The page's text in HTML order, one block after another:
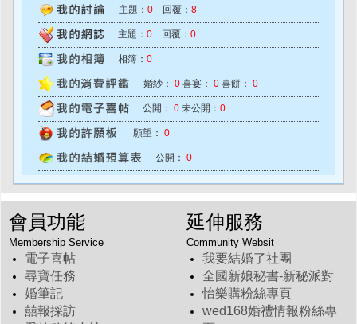
主題： 0 回覆： 8
主題： 0 回覆： 0
相簿： 0
婚紗： 0 喜宴： 0 喜餅： 0
公開： 0 未公開： 0
願望： 0
公開： 0
會員功能
Membership Service
電子喜帖
尋寶任務
婚筆記
囍報採訪
延伸服務
Community Websit
我要結婚了社團
全國新娘秘書-新秘派對
怡樂購粉絲專頁
wed168婚禮情報粉絲專